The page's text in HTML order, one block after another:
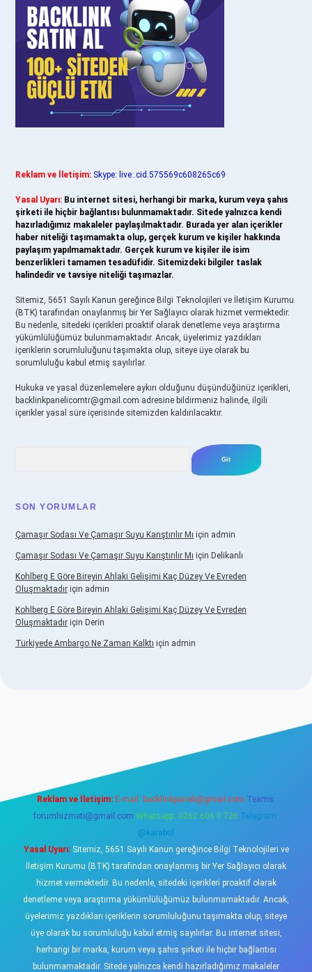
Reklam ve İletişim: Skype: live:.cid.575569c608265c69
Yasal Uyarı: Bu internet sitesi, herhangi bir marka, kurum veya şahıs
şirketi ile hiçbir bağlantısı bulunmamaktadır. Sitede yalnızca kendi
hazırladığımız makaleler paylaşılmaktadır. Burada yer alan içerikler
haber niteliği taşımamakta olup, gerçek kurum ve kişiler hakkında
paylaşım yapılmamaktadır. Gerçek kurum ve kişiler ile isim
benzerlikleri tamamen tesadüfidir. Sitemizdeki bilgiler taslak
halindedir ve tavsiye niteliği taşımazlar.
Sitemiz, 5651 Sayılı Kanun gereğince Bilgi Teknolojileri ve İletişim Kurumu
(BTK) tarafından onaylanmış bir Yer Sağlayıcı olarak hizmet vermektedir.
Bu nedenle, sitedeki içerikleri proaktif olarak denetleme veya araştırma
yükümlülüğümüz bulunmamaktadır. Ancak, üyelerimiz yazdıkları
içeriklerin sorumluluğunu taşımakta olup, siteye üye olarak bu
sorumluluğu kabul etmiş sayılırlar.
Hukuka ve yasal düzenlemelere aykırı olduğunu düşündüğünüz içerikleri,
backlinkpanelicomtr@gmail.com adresine bildirmeniz halinde, ilgili
içerikler yasal süre içerisinde sitemizden kaldırılacaktır.
SON YORUMLAR
Çamaşır Sodası Ve Çamaşır Suyu Karıştırılır Mı için admin
Çamaşır Sodası Ve Çamaşır Suyu Karıştırılır Mı için Delikanlı
Kohlberg E Göre Bireyin Ahlaki Gelişimi Kaç Düzey Ve Evreden
Oluşmaktadır için admin
Kohlberg E Göre Bireyin Ahlaki Gelişimi Kaç Düzey Ve Evreden
Oluşmaktadır için Derin
Türkiyede Ambargo Ne Zaman Kalktı için admin
Reklam ve İletişim: E-mail: backlinkpaneli@gmail.com Teams:
forumhizmeti@gmail.com Whatsapp: 0262 606 0 726 Telegram:
@karabul
Yasal Uyarı:Sitemiz, 5651 Sayılı Kanun gereğince Bilgi Teknolojileri ve
İletişim Kurumu (BTK) tarafından onaylanmış bir Yer Sağlayıcı olarak
hizmet vermektedir. Bu nedenle, sitedeki içerikleri proaktif olarak
denetleme veya araştırma yükümlülüğümüz bulunmamaktadır. Ancak,
üyelerimiz yazdıkları içeriklerin sorumluluğunu taşımakta olup, siteye
üye olarak bu sorumluluğu kabul etmiş sayılırlar. Bu internet sitesi,
herhangi bir marka, kurum veya şahıs şirketi ile hiçbir bağlantısı
bulunmamaktadır. Sitede yalnızca kendi hazırladığımız makaleler